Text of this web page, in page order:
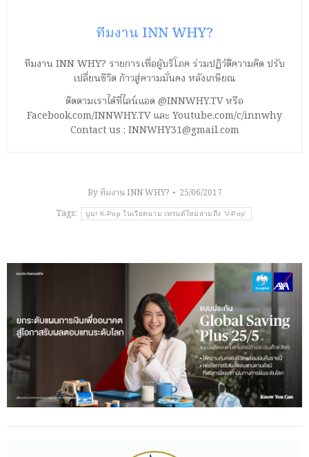
ทีมงาน INN WHY?
ทีมงาน INN WHY? รายการเพื่อผู้บริโภค ร่วมปฏิวัติความคิด ปรับ
เปลี่ยนชีวิต ก้าวสู่ความมั่นคง หลังเกษียณ
ติดตามเราได้ที่ไลน์แอด @INNWHY.TV หรือ
Facebook.com/INNWHY.TV และ Youtube.com/c/innwhy
Contact us : INNWHY31@gmail.com
Byทีมงาน INN WHY?
25/06/2017
Tags:
บูม! K-Pop ในเวียดนาม เทรนด์ใหม่ลามถึง ‘V-Pop’